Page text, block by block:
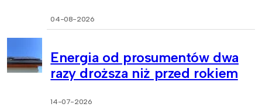
04-08-2026
Energia od prosumentów dwa
razy droższa niż przed rokiem
14-07-2026